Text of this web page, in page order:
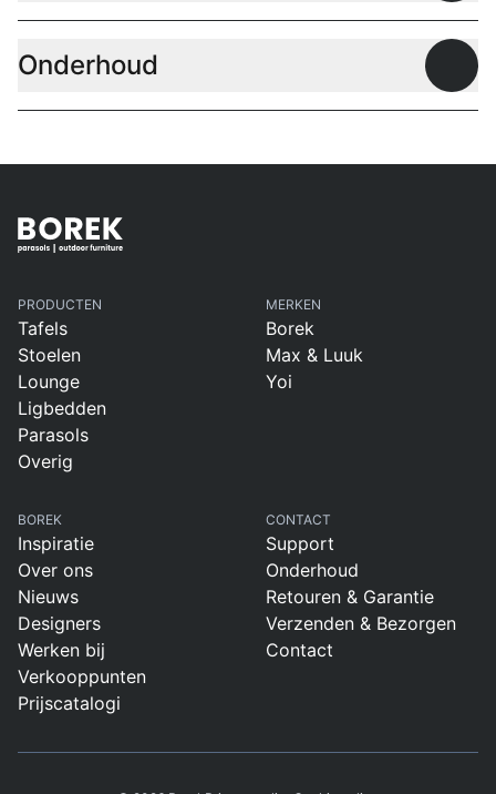
Onderhoud
PRODUCTEN
Tafels
Stoelen
Lounge
Ligbedden
Parasols
Overig
MERKEN
Borek
Max & Luuk
Yoi
BOREK
Inspiratie
Over ons
Nieuws
Designers
Werken bij
Verkooppunten
Prijscatalogi
CONTACT
Support
Onderhoud
Retouren & Garantie
Verzenden & Bezorgen
Contact